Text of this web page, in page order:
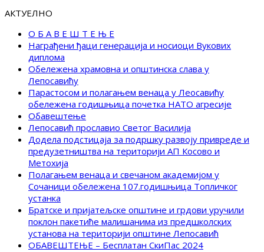
АКТУЕЛНО
О Б А В Е Ш Т Е Њ Е
Награђени ђаци генерација и носиоци Вукових
диплома
Обележена храмовна и општинска слава у
Лепосавићу
Парастосом и полагањем венаца у Леосавићу
обележена годишњица почетка НАТО агресије
Обавештење
Лепосавић прославио Светог Василија
Додела подстицаја за подршку развоју привреде и
предузетништва на територији АП Косово и
Метохија
Полагањем венаца и свечаном академијом у
Сочаници обележена 107.годишњица Топличког
устанка
Братске и пријатељске општине и грдови уручили
поклон пакетиће малишанима из предшколских
установа на територији општине Лепосавић
ОБАВЕШТЕЊЕ – Бесплатан СкиПас 2024